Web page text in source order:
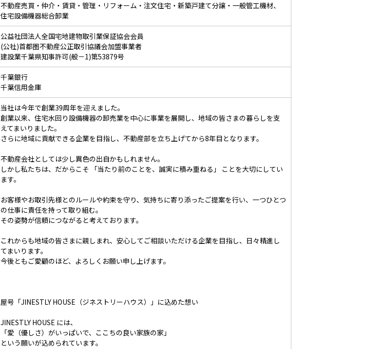
不動産売買・仲介・賃貸・管理・リフォーム・注文住宅・新築戸建て分譲・一般管工機材、
住宅設備機器総合卸業
公益社団法人全国宅地建物取引業保証協会会員
(公社)首都圏不動産公正取引協議会加盟事業者
建設業千葉県知事許可(般－1)第53879号
千葉銀行
千葉信用金庫
当社は今年で創業39周年を迎えました。
創業以来、住宅水回り設備機器の卸売業を中心に事業を展開し、地域の皆さまの暮らしを支
えてまいりました。
さらに地域に貢献できる企業を目指し、不動産部を立ち上げてから8年目となります。
不動産会社としては少し異色の出自かもしれません。
しかし私たちは、だからこそ 「当たり前のことを、誠実に積み重ねる」 ことを大切にしてい
ます。
お客様やお取引先様とのルールや約束を守り、気持ちに寄り添ったご提案を行い、一つひとつ
の仕事に責任を持って取り組む。
その姿勢が信頼につながると考えております。
これからも地域の皆さまに親しまれ、安心してご相談いただける企業を目指し、日々精進し
てまいります。
今後ともご愛顧のほど、よろしくお願い申し上げます。
屋号「JINESTLY HOUSE（ジネストリーハウス）」に込めた想い
JINESTLY HOUSE には、
「愛（優しさ）がいっぱいで、ここちの良い家族の家」
という願いが込められています。